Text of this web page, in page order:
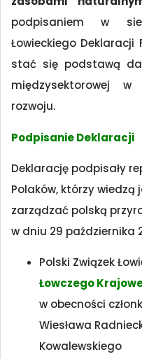
podpisaniem w
Łowieckiego
stać się podstawą
międzysektorowej w
rozwoju.
Podpisanie Deklaracji
Deklarację podpisały
Polaków, którzy
zarządzać polską
w dniu 29 października
Polski Związek
Łowczego
w obecności
Wiesława
Kowalewskiego